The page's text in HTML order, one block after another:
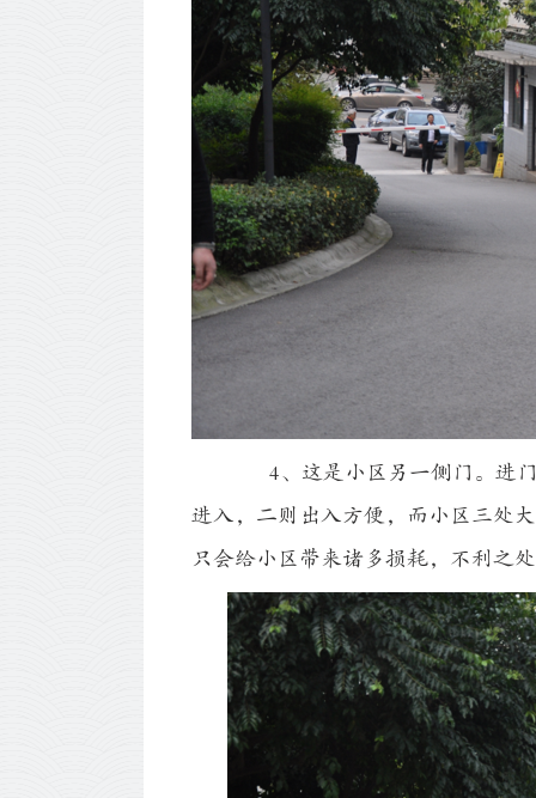
4、这是小区另一侧门。进门
进入，二则出入方便，而小区三处
只会给小区带来诸多损耗，不利之